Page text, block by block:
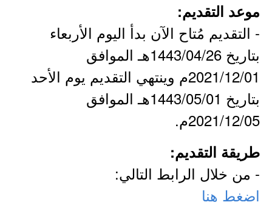
موعد التقديم:
- التقديم مُتاح الآن بدأ اليوم الأربعاء
بتاريخ 1443/04/26هـ الموافق
2021/12/01م وينتهي التقديم يوم الأحد
بتاريخ 1443/05/01هـ الموافق
2021/12/05م.
طريقة التقديم:
- من خلال الرابط التالي:
اضغط هنا